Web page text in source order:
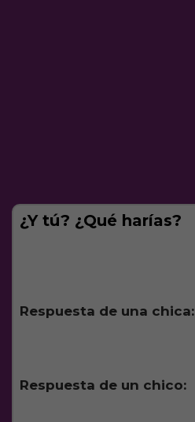
¿Y tú? ¿Qué harías?
Respuesta de una chica:
Respuesta de un chico: